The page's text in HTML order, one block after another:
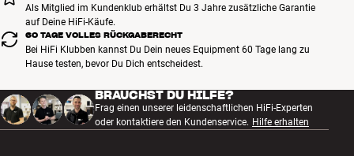
Als Mitglied im Kundenklub erhältst Du 3 Jahre zusätzliche Garantie
auf Deine HiFi-Käufe.
60 TAGE VOLLES RÜCKGABERECHT
Bei HiFi Klubben kannst Du Dein neues Equipment 60 Tage lang zu
Hause testen, bevor Du Dich entscheidest.
BRAUCHST DU HILFE?
Frag einen unserer leidenschaftlichen HiFi-Experten
oder kontaktiere den Kundenservice. Hilfe erhalten